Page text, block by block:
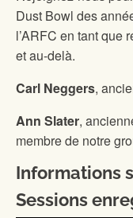
Dust Bowl des
l’ARFC en tant que
et au-delà.
Carl Neggers,
Ann Slater,
membre de notre
Informations
Sessions